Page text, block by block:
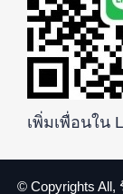
เพิ่มเพื่อนใน
© Copyrights All,